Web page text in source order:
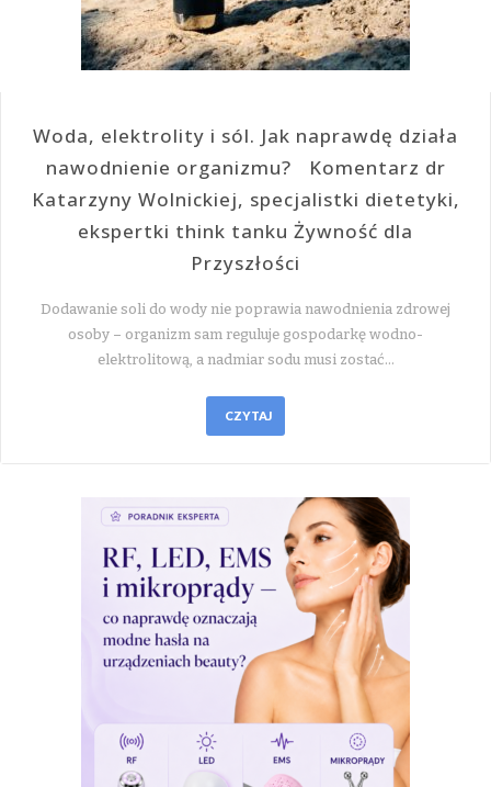
Woda, elektrolity i sól. Jak naprawdę działa
nawodnienie organizmu? Komentarz dr
Katarzyny Wolnickiej, specjalistki dietetyki,
ekspertki think tanku Żywność dla
Przyszłości
Dodawanie soli do wody nie poprawia nawodnienia zdrowej
osoby – organizm sam reguluje gospodarkę wodno-
elektrolitową, a nadmiar sodu musi zostać…
CZYTAJ